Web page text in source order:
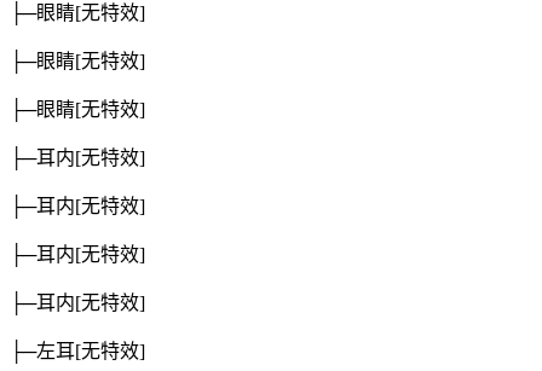
├─眼睛[无特效]
├─眼睛[无特效]
├─眼睛[无特效]
├─耳内[无特效]
├─耳内[无特效]
├─耳内[无特效]
├─耳内[无特效]
├─左耳[无特效]